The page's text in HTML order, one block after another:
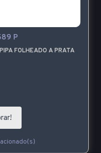
P
FOLHEADO A PRATA